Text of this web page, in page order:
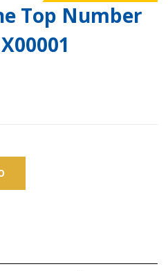
Top Number